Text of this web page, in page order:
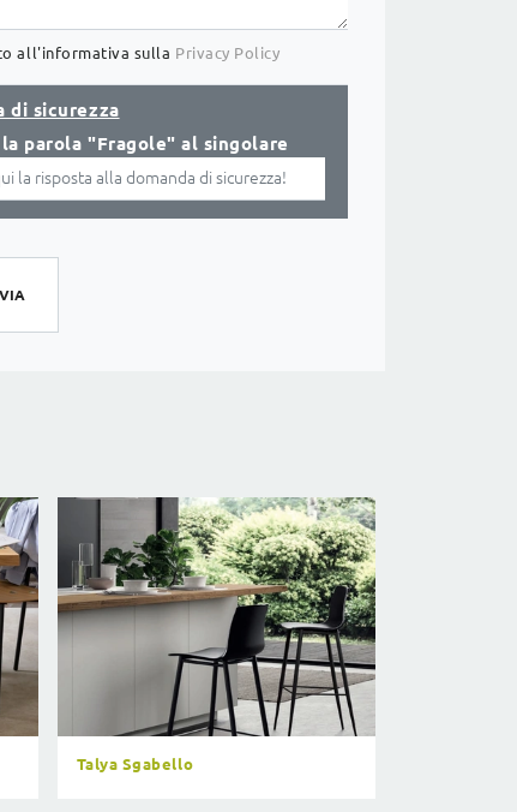
all'informativa sulla Privacy Policy
di sicurezza
parola "Fragole" al singolare
Talya Sgabello